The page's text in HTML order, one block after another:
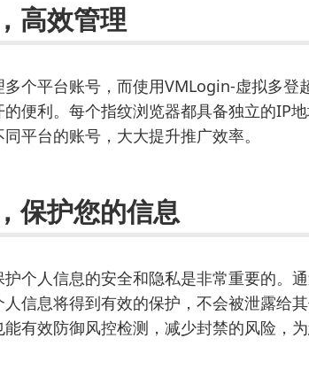
高效管理
个平台账号，而使用VMLogin-虚拟多登
便利。每个指纹浏览器都具备独立的IP
平台的账号，大大提升推广效率。
保护您的信息
个人信息的安全和隐私是非常重要的。
信息将得到有效的保护，不会被泄露给其
有效防御风控检测，减少封禁的风险，